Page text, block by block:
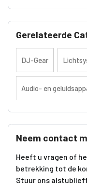
Gerelateerde
DJ-Gear
Audio- en
Neem contact
Heeft u vragen of
betrekking tot de
Stuur ons